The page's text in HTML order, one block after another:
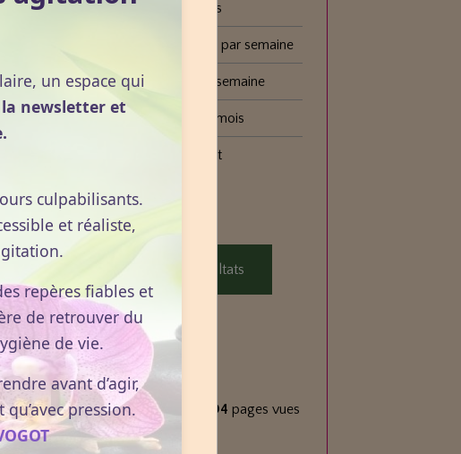
10h;
Tous les jours
Plusieurs fois par semaine
Une fois par semaine
Une fois par mois
Plus rarement
Voir les résultats
Statistiques
Aujourd'hui
707 visiteurs - 1804 pages vues
Total
un espace qui
newsletter et
culpabilisants.
et réaliste,
repères fiables et
de retrouver du
de vie.
avant d’agir,
pression.